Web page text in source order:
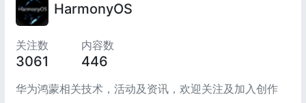
HarmonyOS
关注数
3061
内容数
446
华为鸿蒙相关技术，活动及资讯，欢迎关注及加入创作